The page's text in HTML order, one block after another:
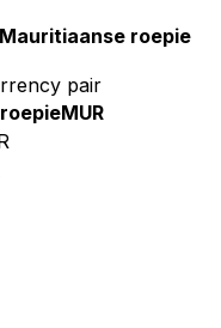
roepie
pair
MUR